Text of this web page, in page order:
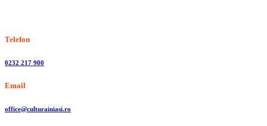
Telefon
0232 217 900
Email
office@culturainiasi.ro